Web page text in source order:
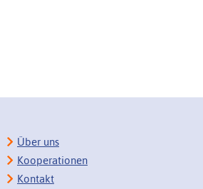
Über uns
Kooperationen
Kontakt